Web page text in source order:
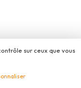
sur ceux que vous